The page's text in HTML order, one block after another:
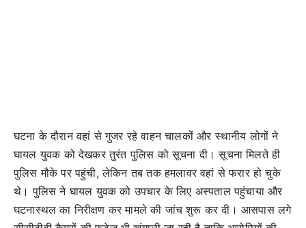
घटना के दौरान वहां से गुजर रहे वाहन चालकों और स्थानीय लोगों ने
घायल युवक को देखकर तुरंत पुलिस को सूचना दी। सूचना मिलते ही
पुलिस मौके पर पहुंची, लेकिन तब तक हमलावर वहां से फरार हो चुके
थे। पुलिस ने घायल युवक को उपचार के लिए अस्पताल पहुंचाया और
घटनास्थल का निरीक्षण कर मामले की जांच शुरू कर दी। आसपास लगे